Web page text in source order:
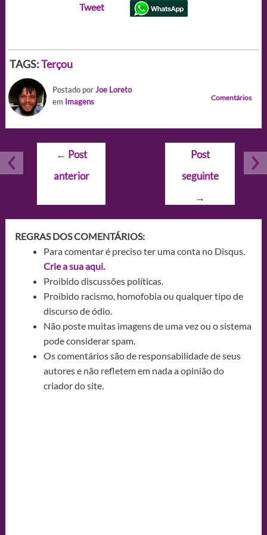
Tweet
TAGS:Terçou
Postado porJoe Loreto
em Imagens Comentários
Navegação
Post
← Post
anterior
Post
seguinte
→
REGRAS DOS COMENTÁRIOS:
Para comentar é preciso ter uma conta no Disqus.
Crie a sua aqui.
Proibido discussões políticas.
Proibido racismo, homofobia ou qualquer tipo de
discurso de ódio.
Não poste muitas imagens de uma vez ou o sistema
pode considerar spam.
Os comentários são de responsabilidade de seus
autores e não refletem em nada a opinião do
criador do site.